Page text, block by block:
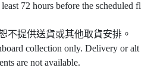
72 hours before the scheduled fl
不提供送貨或其他取貨安排。
collection only. Delivery or alt
are not available.